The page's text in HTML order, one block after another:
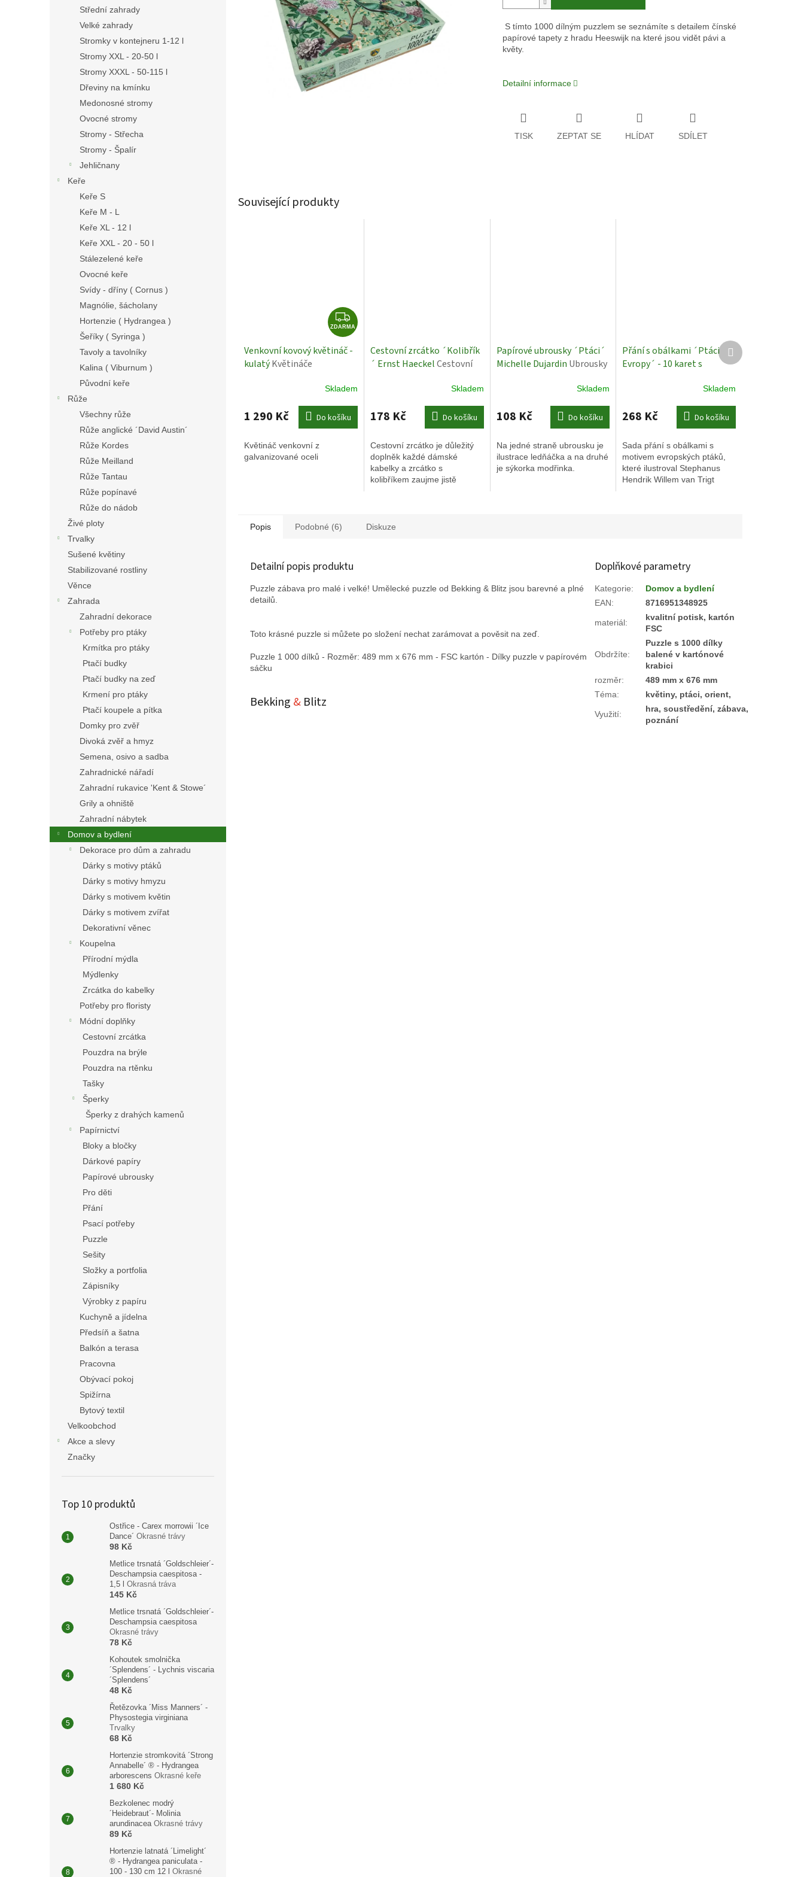
Střední zahrady
Velké zahrady
Stromky v kontejneru 1-12 l
Stromy XXL - 20-50 l
Stromy XXXL - 50-115 l
Dřeviny na kmínku
Medonosné stromy
Ovocné stromy
Stromy - Střecha
Stromy - Špalír
Jehličnany
Keře
Keře S
Keře M - L
Keře XL - 12 l
Keře XXL - 20 - 50 l
Stálezelené keře
Ovocné keře
Svídy - dříny ( Cornus )
Magnólie, šácholany
Hortenzie ( Hydrangea )
Šeříky ( Syringa )
Tavoly a tavolníky
Kalina ( Viburnum )
Původní keře
Růže
Všechny růže
Růže anglické ´David Austin´
Růže Kordes
Růže Meilland
Růže Tantau
Růže popínavé
Růže do nádob
Živé ploty
Trvalky
Sušené květiny
Stabilizované rostliny
Věnce
Zahrada
Zahradní dekorace
Potřeby pro ptáky
Krmítka pro ptáky
Ptačí budky
Ptačí budky na zeď
Krmení pro ptáky
Ptačí koupele a pítka
Domky pro zvěř
Divoká zvěř a hmyz
Semena, osivo a sadba
Zahradnické nářadí
Zahradní rukavice 'Kent & Stowe´
Grily a ohniště
Zahradní nábytek
Domov a bydlení
Dekorace pro dům a zahradu
Dárky s motivy ptáků
Dárky s motivy hmyzu
Dárky s motivem květin
Dárky s motivem zvířat
Dekorativní věnec
Koupelna
Přírodní mýdla
Mýdlenky
Zrcátka do kabelky
Potřeby pro floristy
Módní doplňky
Cestovní zrcátka
Pouzdra na brýle
Pouzdra na rtěnku
Tašky
Šperky
Šperky z drahých kamenů
Papírnictví
Bloky a bločky
Dárkové papíry
Papírové ubrousky
Pro děti
Přání
Psací potřeby
Puzzle
Sešity
Složky a portfolia
Zápisníky
Výrobky z papíru
Kuchyně a jídelna
Předsíň a šatna
Balkón a terasa
Pracovna
Obývací pokoj
Spižírna
Bytový textil
Velkoobchod
Akce a slevy
Značky
Top 10 produktů
Ostřice - Carex morrowii ´Ice
Dance´ Okrasné trávy
98 Kč
Metlice trsnatá ´Goldschleier´-
Deschampsia caespitosa -
1,5 l Okrasná tráva
145 Kč
Metlice trsnatá ´Goldschleier´-
Deschampsia caespitosa
Okrasné trávy
78 Kč
Kohoutek smolnička
´Splendens´ - Lychnis viscaria
´Splendens´
48 Kč
Řetězovka ´Miss Manners´ -
Physostegia virginiana
Trvalky
68 Kč
Hortenzie stromkovitá ´Strong
Annabelle´ ® - Hydrangea
arborescens Okrasné keře
1 680 Kč
Bezkolenec modrý
´Heidebraut´- Molinia
arundinacea Okrasné trávy
89 Kč
Hortenzie latnatá ´Limelight´
® - Hydrangea paniculata -
100 - 130 cm 12 l Okrasné
S tímto 1000 dílným puzzlem se seznámíte s detailem čínské
papírové tapety z hradu Heeswijk na které jsou vidět pávi a
květy.
Detailní informace
TISK ZEPTAT SE HLÍDAT SDÍLET
Související produkty
Z
D
A
ZDARMA
Venkovní kovový květináč -
kulatýKvětináče
Skladem
1 290 Kč Do košíku
Květináč venkovní z
galvanizované oceli
Cestovní zrcátko ´Kolibřík
´ Ernst HaeckelCestovní
Skladem
178 Kč Do košíku
Cestovní zrcátko je důležitý
doplněk každé dámské
kabelky a zrcátko s
kolibříkem zaujme jistě
Papírové ubrousky ´Ptáci´
Michelle Dujardin Ubrousky
Skladem
108 Kč Do košíku
Na jedné straně ubrousku je
ilustrace ledňáčka a na druhé
je sýkorka modřinka.
Přání s obálkami ´Ptáci
Evropy´ - 10 karet s
Skladem
268 Kč Do košíku
Sada přání s obálkami s
motivem evropských ptáků,
které ilustroval Stephanus
Hendrik Willem van Trigt
Další
produkt
Popis Podobné (6) Diskuze
Detailní popis produktu
Puzzle zábava pro malé i velké! Umělecké puzzle od Bekking & Blitz jsou barevné a plné
detailů.
Toto krásné puzzle si můžete po složení nechat zarámovat a pověsit na zeď.
Puzzle 1 000 dílků - Rozměr: 489 mm x 676 mm - FSC kartón - Dílky puzzle v papírovém
sáčku
Bekking & Blitz
Doplňkové parametry
Kategorie:
Domov a bydlení
EAN: 8716951348925
materiál:
kvalitní potisk, kartón
FSC
Obdržíte:
Puzzle s 1000 dílky
balené v kartónové
krabici
rozměr:
489 mm x 676 mm
Téma: květiny, ptáci, orient,
Využití:
hra, soustředění, zábava,
poznání